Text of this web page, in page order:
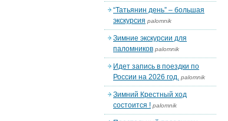
“Татьянин день” – большая
экскурсия palomnik
Зимние экскурсии для
паломников palomnik
Идет запись в поездки по
России на 2026 год. palomnik
Зимний Крестный ход
состоится ! palomnik